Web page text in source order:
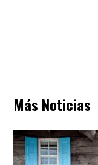
Más Noticias